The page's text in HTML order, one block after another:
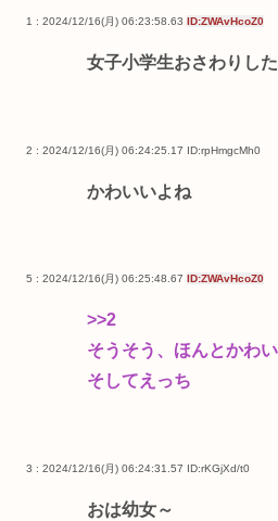
1 : 2024/12/16(月) 06:23:58.63 ID:ZWAvHcoZ0
女子小学生おさわりし
2 : 2024/12/16(月) 06:24:25.17 ID:rpHmgcMh0
かわいいよね
5 : 2024/12/16(月) 06:25:48.67 ID:ZWAvHcoZ0
>>2
そうそう、ほんとかわ
そしてえっち
3 : 2024/12/16(月) 06:24:31.57 ID:rKGjXd/t0
おは幼女～